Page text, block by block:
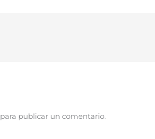
para publicar un comentario.